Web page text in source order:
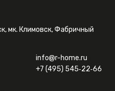
мк. Климовск, Фабричный
info@r-home.ru
+7 (495) 545‑22‑66